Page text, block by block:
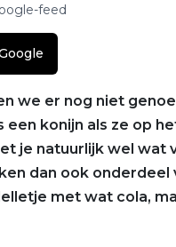
feed
we er nog niet
konijn als ze op
je natuurlijk wel wat
dan ook onderdeel
met wat cola,